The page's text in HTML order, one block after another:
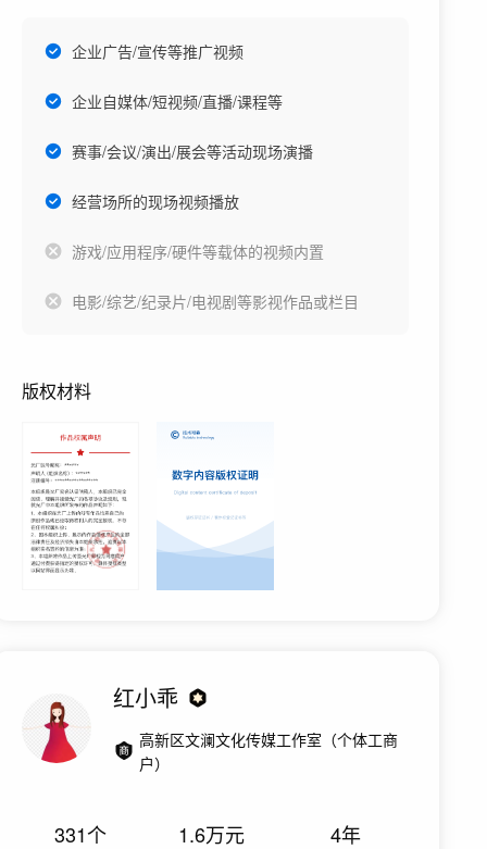
企业广告/宣传等推广视频
企业自媒体/短视频/直播/课程等
赛事/会议/演出/展会等活动现场演播
经营场所的现场视频播放
游戏/应用程序/硬件等载体的视频内置
电影/综艺/纪录片/电视剧等影视作品或栏目
版权材料
红小乖
高新区文澜文化传媒工作室（个体工商
户）
331个 1.6万元 4年